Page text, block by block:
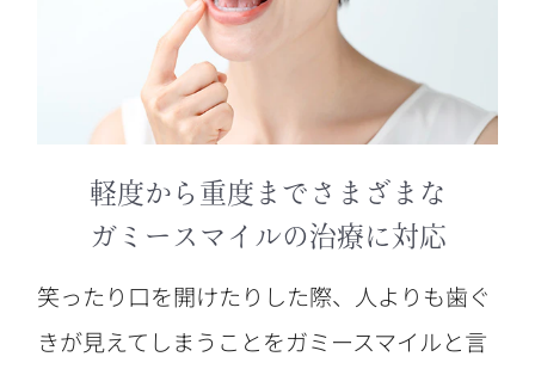
軽度から重度までさまざまな
ガミースマイルの治療に対応
笑ったり口を開けたりした際、人よりも歯ぐ
きが見えてしまうことをガミースマイルと言